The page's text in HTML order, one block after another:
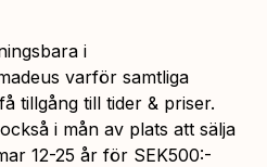
i
varför samtliga
tillgång till tider & priser.
i mån av plats att sälja
12-25 år för SEK500:-